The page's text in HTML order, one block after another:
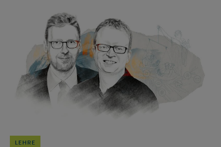
LEHRE